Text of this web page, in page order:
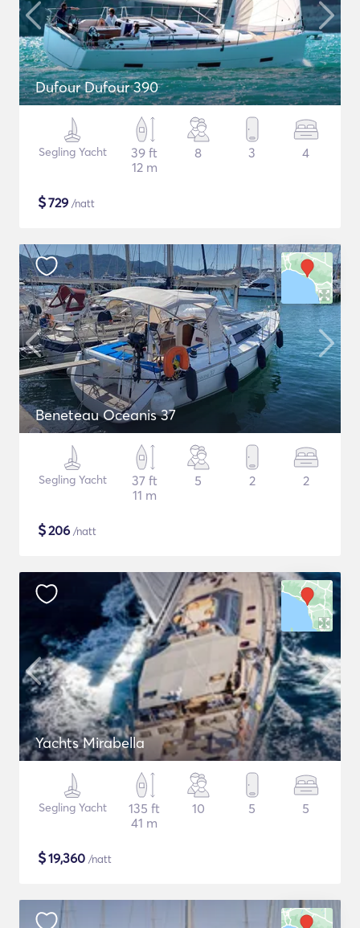
Dufour Dufour 390
Segling Yacht
39 ft
12 m
8 3 4
$729 /natt
Beneteau Oceanis 37
Segling Yacht
37 ft
11 m
5 2 2
$206 /natt
Yachts Mirabella
Segling Yacht
135 ft
41 m
10 5 5
$19,360 /natt